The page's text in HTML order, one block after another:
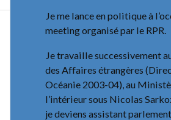
Je me lance en politique à
meeting organisé par le RPR.
Je travaille successivement
des Affaires étrangères
Océanie 2003-04), au
l’intérieur sous Nicolas
je deviens assistant